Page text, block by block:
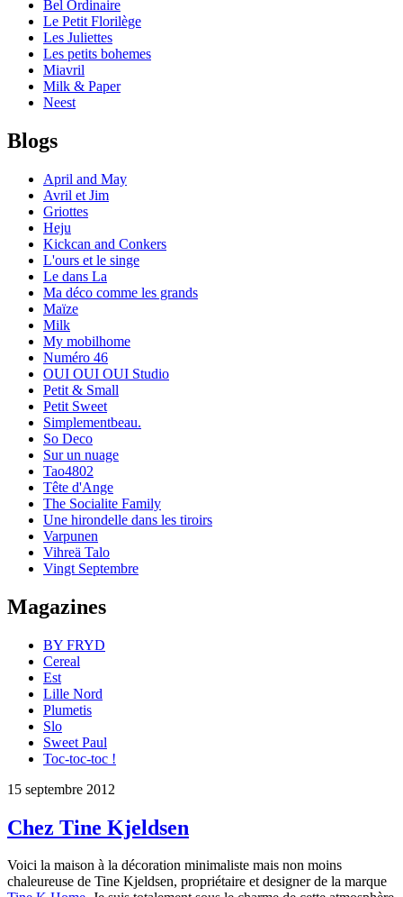
Bel Ordinaire
Le Petit Florilège
Les Juliettes
Les petits bohemes
Miavril
Milk & Paper
Neest
Blogs
April and May
Avril et Jim
Griottes
Heju
Kickcan and Conkers
L'ours et le singe
Le dans La
Ma déco comme les grands
Maïze
Milk
My mobilhome
Numéro 46
OUI OUI OUI Studio
Petit & Small
Petit Sweet
Simplementbeau.
So Deco
Sur un nuage
Tao4802
Tête d'Ange
The Socialite Family
Une hirondelle dans les tiroirs
Varpunen
Vihreä Talo
Vingt Septembre
Magazines
BY FRYD
Cereal
Est
Lille Nord
Plumetis
Slo
Sweet Paul
Toc-toc-toc !
15 septembre 2012
Chez Tine Kjeldsen
Voici la maison à la décoration minimaliste mais non moins
chaleureuse de Tine Kjeldsen, propriétaire et designer de la marque